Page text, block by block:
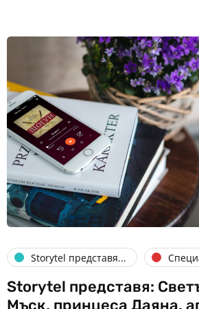
Storytel представя...
Storytel представя: